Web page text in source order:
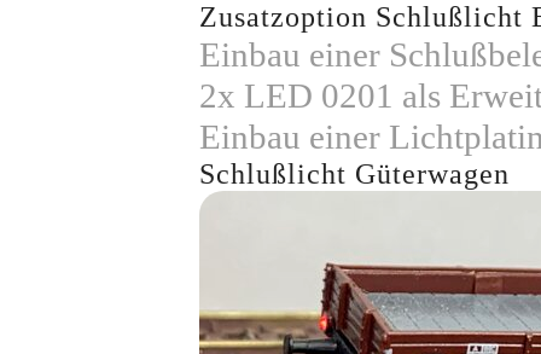
Zusatzoption Schlußlicht
Einbau einer
2x LED 0201 als
Einbau einer
Schlußlicht Güterwagen